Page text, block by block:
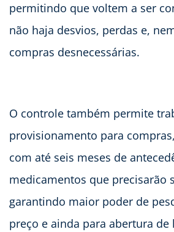
permitindo que voltem a ser
não haja desvios, perdas e,
compras desnecessárias.
O controle também permite
provisionamento para
com até seis meses de
medicamentos que precisarão
garantindo maior poder de
preço e ainda para abertura de